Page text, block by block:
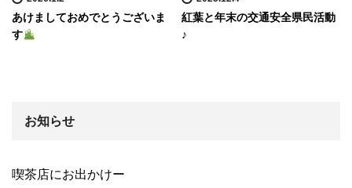
あけましておめでとうございま
す
紅葉と年末の交通安全県民活動
♪
お知らせ
喫茶店にお出かけー